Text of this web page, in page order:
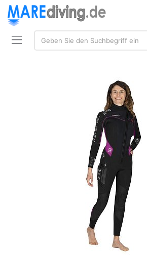
Suche:
Geben Sie den Suchbegriff ein